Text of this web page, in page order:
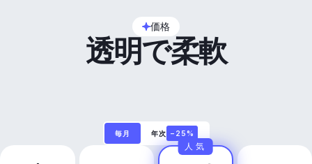
価格
透明で柔軟
毎月 年次 −25%
人気